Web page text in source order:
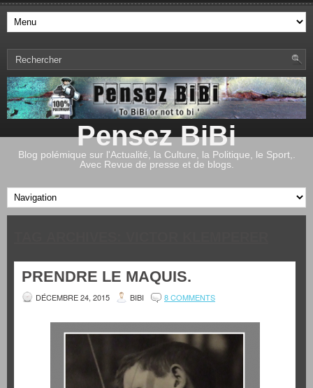
Pensez BiBi
Blog polémique sur l'Actualité, la Culture, la Politique, le Sport,.
Avec Revue de presse et de blogs.
PRENDRE LE MAQUIS.
DÉCEMBRE 24, 2015 BIBI 8 COMMENTS